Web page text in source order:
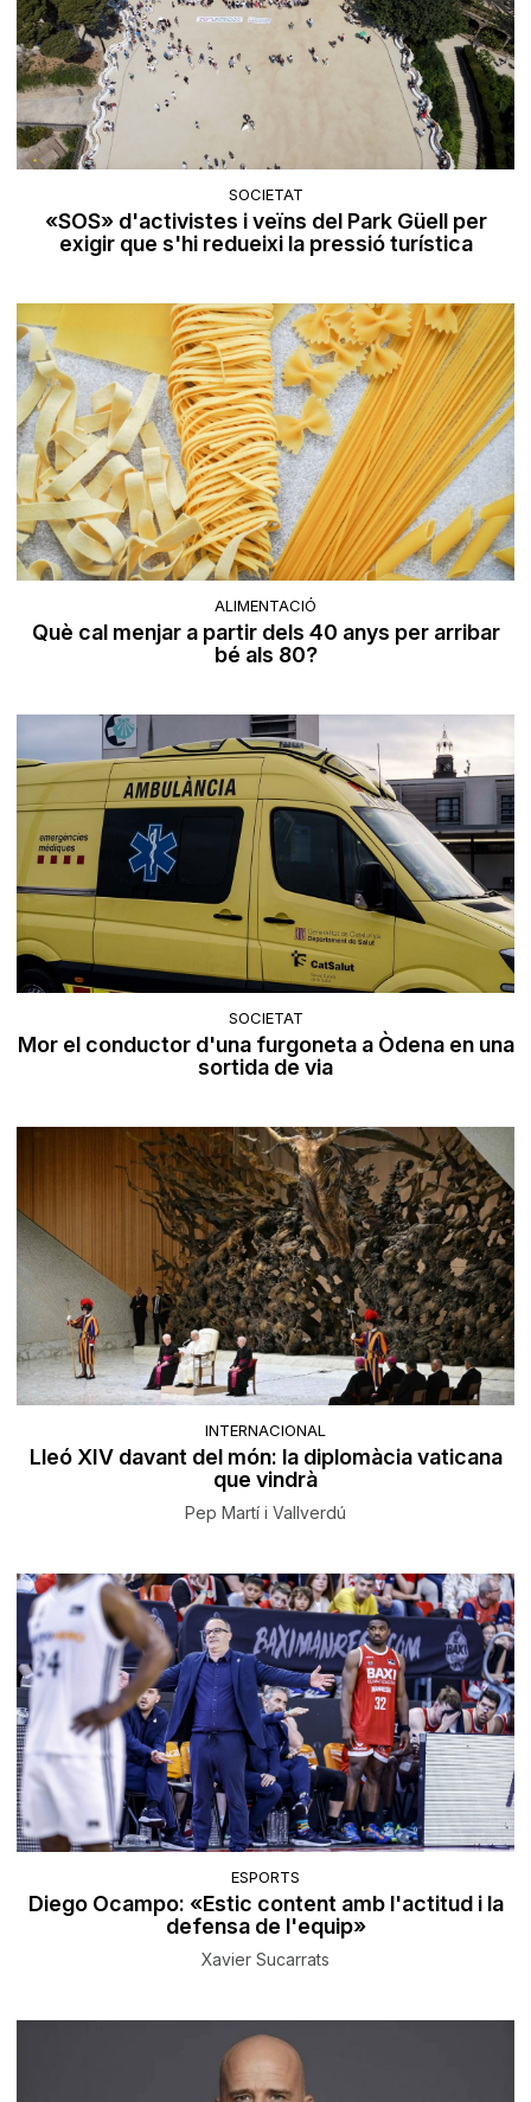
SOCIETAT
«SOS» d'activistes i veïns del Park Güell per
exigir que s'hi redueixi la pressió turística
ALIMENTACIÓ
Què cal menjar a partir dels 40 anys per arribar
bé als 80?
SOCIETAT
Mor el conductor d'una furgoneta a Òdena en una
sortida de via
INTERNACIONAL
Lleó XIV davant del món: la diplomàcia vaticana
que vindrà
Pep Martí i Vallverdú
ESPORTS
Diego Ocampo: «Estic content amb l'actitud i la
defensa de l'equip»
Xavier Sucarrats